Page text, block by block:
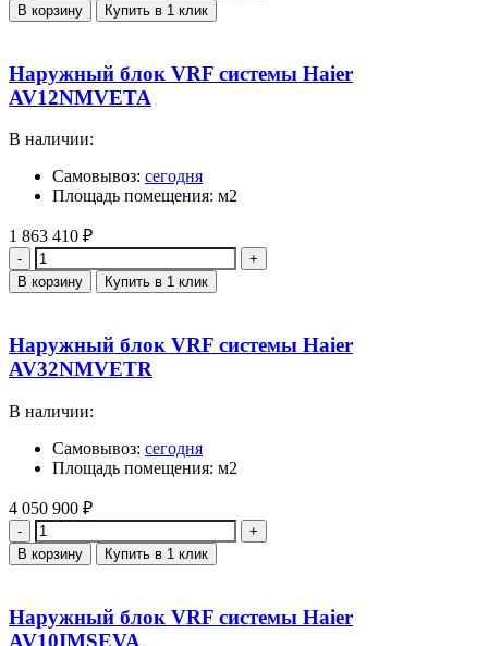
В корзину Купить в 1 клик
Наружный блок VRF системы Haier
AV12NMVETA
В наличии:
Самовывоз: сегодня
Площадь помещения: м2
1 863 410 ₽
Количество
В корзину Купить в 1 клик
Наружный блок VRF системы Haier
AV32NMVETR
В наличии:
Самовывоз: сегодня
Площадь помещения: м2
4 050 900 ₽
Количество
В корзину Купить в 1 клик
Наружный блок VRF системы Haier
AV10IMSEVA